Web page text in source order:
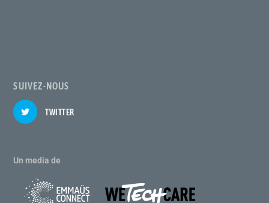
SUIVEZ-NOUS
TWITTER
Un media de